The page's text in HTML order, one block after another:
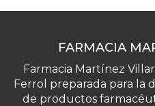
FARMACIA
Farmacia Martínez
Ferrol preparada para la
de productos